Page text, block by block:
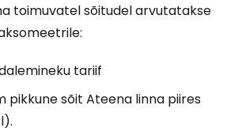
toimuvatel sõitudel arvutatakse
tariif
pikkune sõit Ateena linna piires